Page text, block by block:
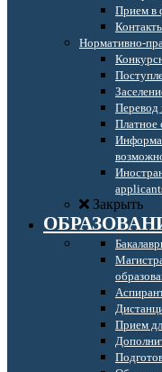
Прием
Нормативно-
Перевод
Платное
Закрыть
Прием